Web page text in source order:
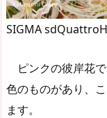
SIGMA
ピンクの彼岸花
色のものがあり、
ます。